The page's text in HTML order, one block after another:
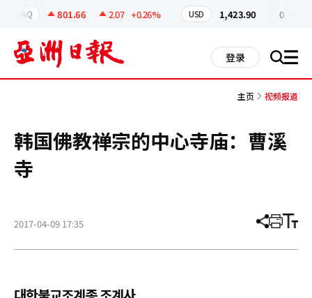
801.66 2.07 +0.26% USD 1,423.90
登录 搜 all
主页 视频报道
韩国佛教禅宗的中心寺庙：曹溪
寺
2017-04-09 17:35 分
章
打 调
小